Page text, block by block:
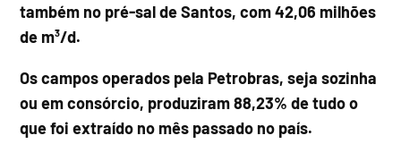
também no pré-sal de Santos, com 42,06 milhões
de m³/d.
Os campos operados pela Petrobras, seja sozinha
ou em consórcio, produziram 88,23% de tudo o
que foi extraído no mês passado no país.